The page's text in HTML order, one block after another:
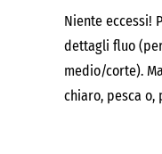
Niente eccessi!
dettagli fluo
medio/corte). Ma
chiaro, pesca